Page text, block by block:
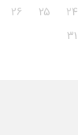
۲۴ ۲۵
۲۶
۳۱